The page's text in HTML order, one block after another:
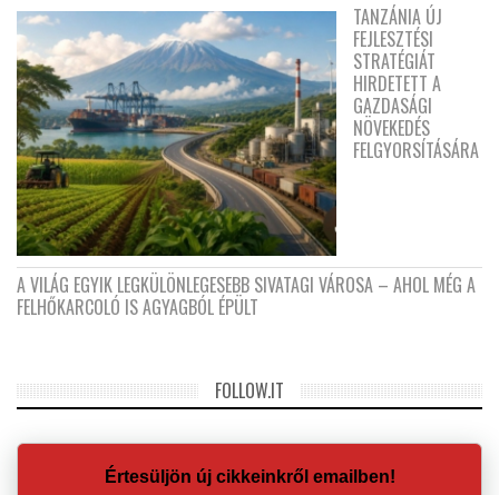
TANZÁNIA ÚJ
FEJLESZTÉSI
STRATÉGIÁT
HIRDETETT A
GAZDASÁGI
NÖVEKEDÉS
FELGYORSÍTÁSÁRA
A VILÁG EGYIK LEGKÜLÖNLEGESEBB SIVATAGI VÁROSA – AHOL MÉG A
FELHŐKARCOLÓ IS AGYAGBÓL ÉPÜLT
FOLLOW.IT
Értesüljön új cikkeinkről emailben!